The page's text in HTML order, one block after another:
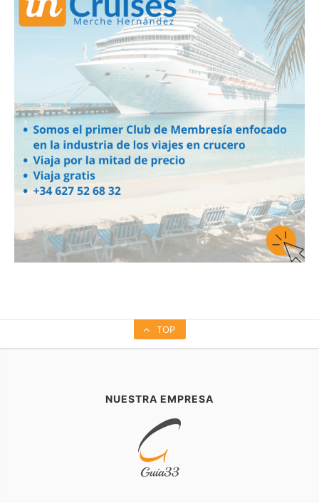
TOP
NUESTRA EMPRESA